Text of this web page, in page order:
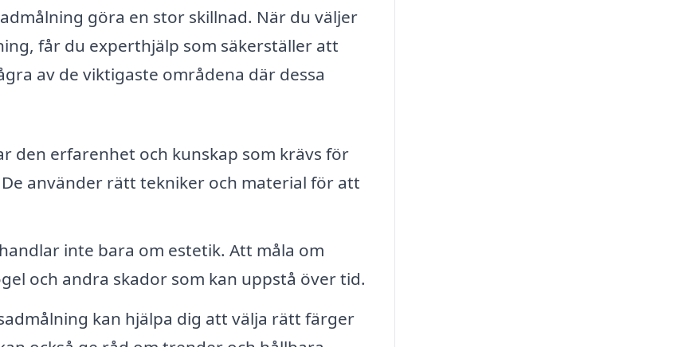
göra en stor skillnad. När du väljer
får du experthjälp som säkerställer att
av de viktigaste områdena där dessa
den erfarenhet och kunskap som krävs för
använder rätt tekniker och material för att
inte bara om estetik. Att måla om
och andra skador som kan uppstå över tid.
kan hjälpa dig att välja rätt färger